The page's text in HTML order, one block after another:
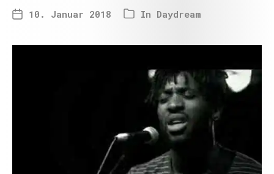
10. Januar 2018 In Daydream